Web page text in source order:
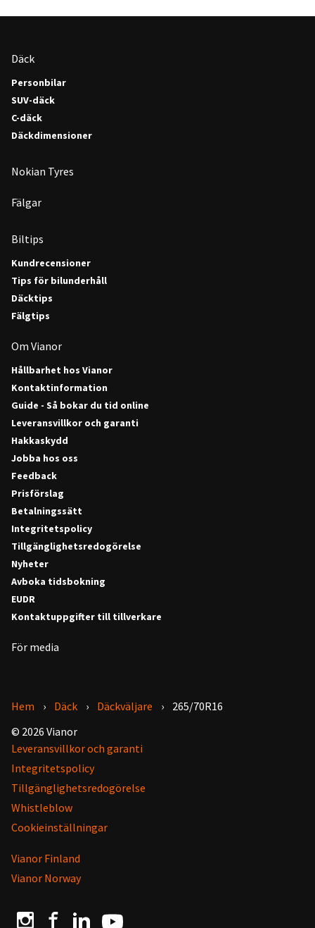
Däck
Personbilar
SUV-däck
C-däck
Däckdimensioner
Nokian Tyres
Fälgar
Biltips
Kundrecensioner
Tips för bilunderhåll
Däcktips
Fälgtips
Om Vianor
Hållbarhet hos Vianor
Kontaktinformation
Guide - Så bokar du tid online
Leveransvillkor och garanti
Hakkaskydd
Jobba hos oss
Feedback
Prisförslag
Betalningssätt
Integritetspolicy
Tillgänglighetsredogörelse
Nyheter
Avboka tidsbokning
EUDR
Kontaktuppgifter till tillverkare
För media
Hem Däck Däckväljare
265/70R16
© 2026 Vianor
Leveransvillkor och garanti
Integritetspolicy
Tillgänglighetsredogörelse
Whistleblow
Cookieinställningar
Vianor Finland
Vianor Norway